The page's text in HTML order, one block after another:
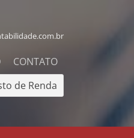
CONTATO
de Renda